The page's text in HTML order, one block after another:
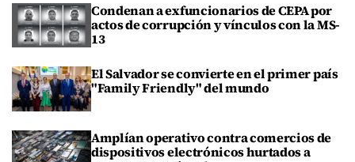
Condenan a exfuncionarios de CEPA por
actos de corrupción y vínculos con la MS-
13
El Salvador se convierte en el primer país
"Family Friendly" del mundo
Amplían operativo contra comercios de
dispositivos electrónicos hurtados a